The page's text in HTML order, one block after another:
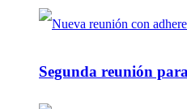
Segunda reunión